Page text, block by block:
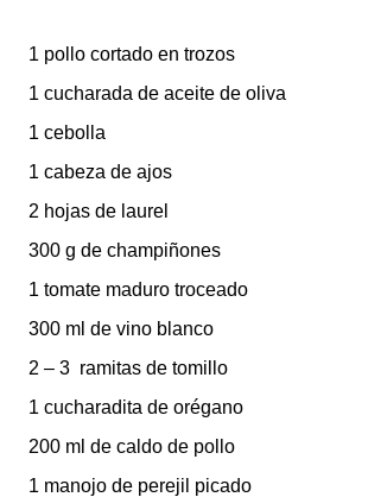
1 pollo cortado en trozos
1 cucharada de aceite de oliva
1 cebolla
1 cabeza de ajos
2 hojas de laurel
300 g de champiñones
1 tomate maduro troceado
300 ml de vino blanco
2 – 3 ramitas de tomillo
1 cucharadita de orégano
200 ml de caldo de pollo
1 manojo de perejil picado